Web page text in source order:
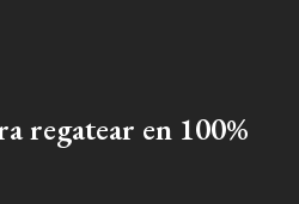
regatear en 100%